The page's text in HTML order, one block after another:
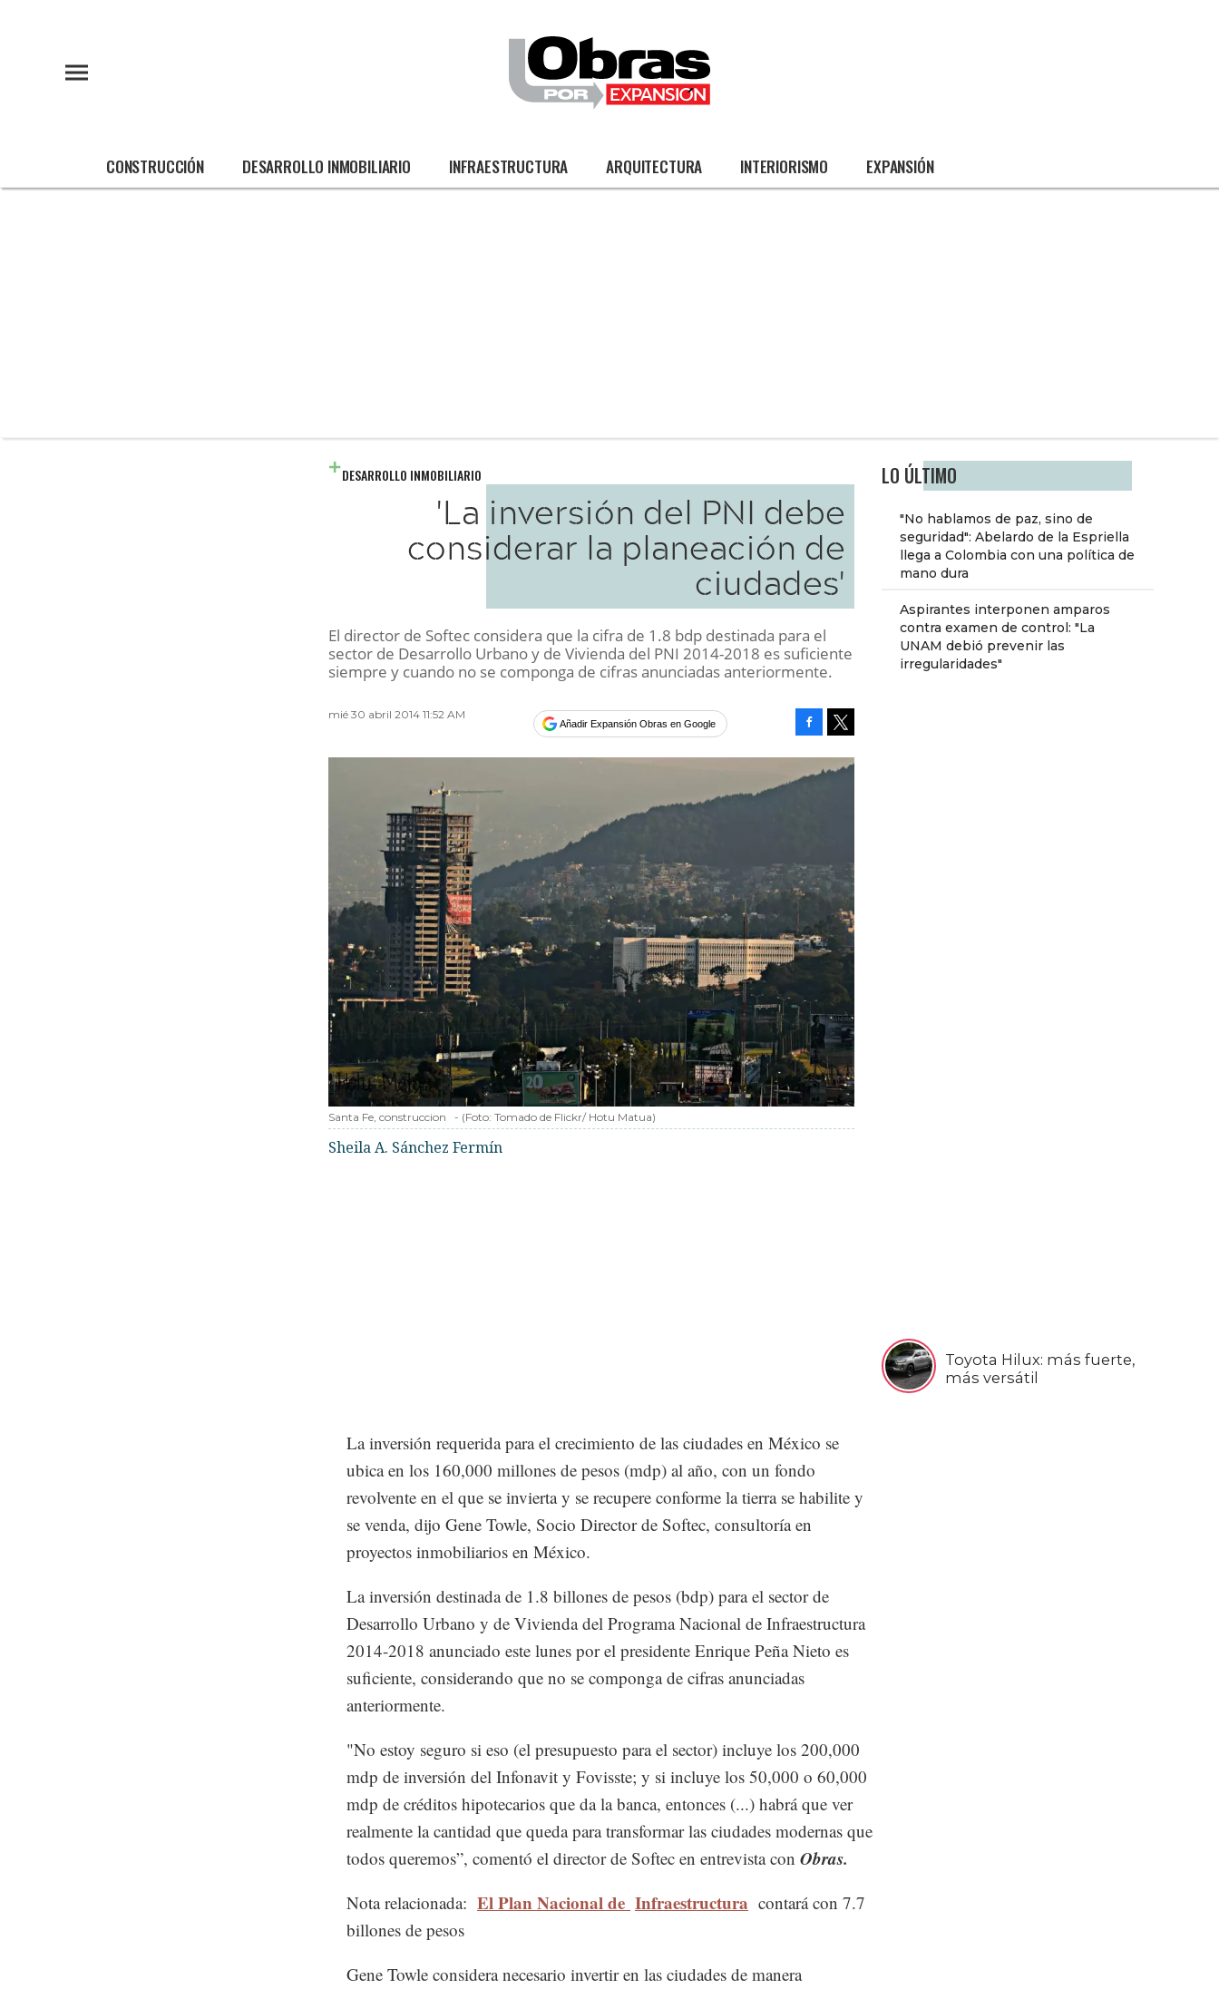
CONSTRUCCIÓN DESARROLLO INMOBILIARIO INFRAESTRUCTURA ARQUITECTURA INTERIORISMO EXPANSIÓN
LO ÚLTIMO
"No hablamos de paz, sino de
seguridad": Abelardo de la Espriella
llega a Colombia con una política de
mano dura
Aspirantes interponen amparos
contra examen de control: "La
UNAM debió prevenir las
irregularidades"
Toyota Hilux: más fuerte,
más versátil
DESARROLLO INMOBILIARIO
'La inversión del PNI debe
considerar la planeación de
ciudades'
El director de Softec considera que la cifra de 1.8 bdp destinada para el
sector de Desarrollo Urbano y de Vivienda del PNI 2014-2018 es suficiente
siempre y cuando no se componga de cifras anunciadas anteriormente.
mié 30 abril 2014 11:52 AM
Añadir Expansión Obras en Google
Santa Fe, construccion - (Foto: Tomado de Flickr/ Hotu Matua)
Sheila A. Sánchez Fermín
La inversión requerida para el crecimiento de las ciudades en México se
ubica en los 160,000 millones de pesos (mdp) al año, con un fondo
revolvente en el que se invierta y se recupere conforme la tierra se habilite y
se venda, dijo Gene Towle, Socio Director de Softec, consultoría en
proyectos inmobiliarios en México.
La inversión destinada de 1.8 billones de pesos (bdp) para el sector de
Desarrollo Urbano y de Vivienda del Programa Nacional de Infraestructura
2014-2018 anunciado este lunes por el presidente Enrique Peña Nieto es
suficiente, considerando que no se componga de cifras anunciadas
anteriormente.
"No estoy seguro si eso (el presupuesto para el sector) incluye los 200,000
mdp de inversión del Infonavit y Fovisste; y si incluye los 50,000 o 60,000
mdp de créditos hipotecarios que da la banca, entonces (...) habrá que ver
realmente la cantidad que queda para transformar las ciudades modernas que
todos queremos”, comentó el director de Softec en entrevista con Obras.
Nota relacionada: El Plan Nacional de Infraestructura contará con 7.7
billones de pesos
Gene Towle considera necesario invertir en las ciudades de manera